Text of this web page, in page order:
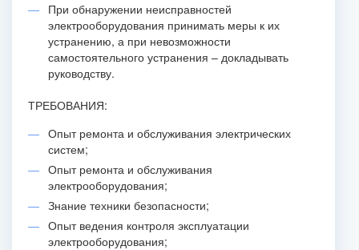
При обнаружении неисправностей
электрооборудования принимать меры к их
устранению, а при невозможности
самостоятельного устранения – докладывать
руководству.
ТРЕБОВАНИЯ:
Опыт ремонта и обслуживания электрических
систем;
Опыт ремонта и обслуживания
электрооборудования;
Знание техники безопасности;
Опыт ведения контроля эксплуатации
электрооборудования;